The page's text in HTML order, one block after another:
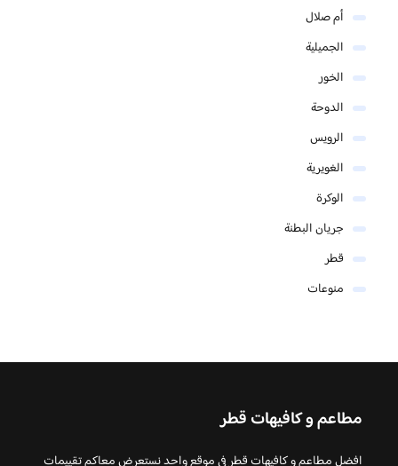
أم صلال
الجميلية
الخور
الدوحة
الرويس
الغويرية
الوكرة
جريان البطنة
قطر
منوعات
مطاعم و كافيهات قطر
افضل مطاعم و كافيهات قطر في موقع واحد نستعرض معاكم تقييمات